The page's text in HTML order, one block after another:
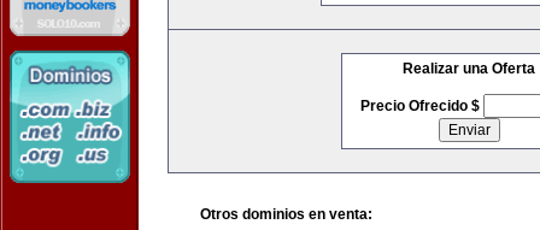
Realizar una Oferta
Precio Ofrecido $
Otros dominios en venta: